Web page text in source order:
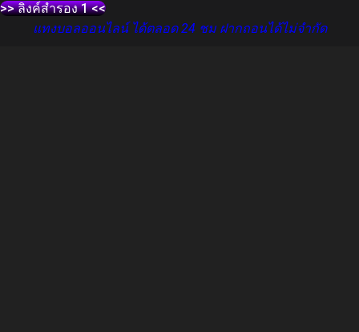
>> ลิงค์สำรอง 1 <<
แทงบอลออนไลน์ ได้ตลอด 24 ชม ฝากถอนได้ไม่จำกัด